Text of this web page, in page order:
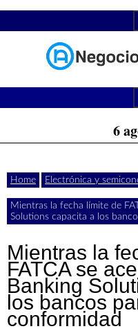
to
con
Últimas
noticias,
comunicados
actualidad
de
negocios
con
Argentina.
Header
6
Home Electrónica y
Mientras la fecha límite de
Solutions capacita a los
Mientras la
FATCA se
Banking
los bancos
conformidad